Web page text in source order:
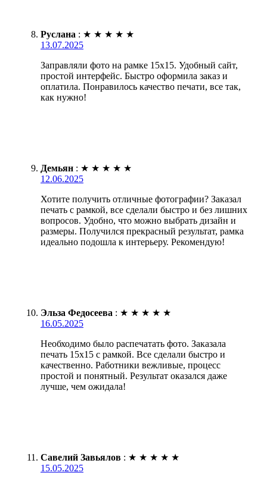
Руслана : ★ ★ ★ ★ ★
13.07.2025
Заправляли фото на рамке 15х15. Удобный сайт,
простой интерфейс. Быстро оформила заказ и
оплатила. Понравилось качество печати, все так,
как нужно!
Демьян : ★ ★ ★ ★ ★
12.06.2025
Хотите получить отличные фотографии? Заказал
печать с рамкой, все сделали быстро и без лишних
вопросов. Удобно, что можно выбрать дизайн и
размеры. Получился прекрасный результат, рамка
идеально подошла к интерьеру. Рекомендую!
Эльза Федосеева : ★ ★ ★ ★ ★
16.05.2025
Необходимо было распечатать фото. Заказала
печать 15х15 с рамкой. Все сделали быстро и
качественно. Работники вежливые, процесс
простой и понятный. Результат оказался даже
лучше, чем ожидала!
Савелий Завьялов : ★ ★ ★ ★ ★
15.05.2025